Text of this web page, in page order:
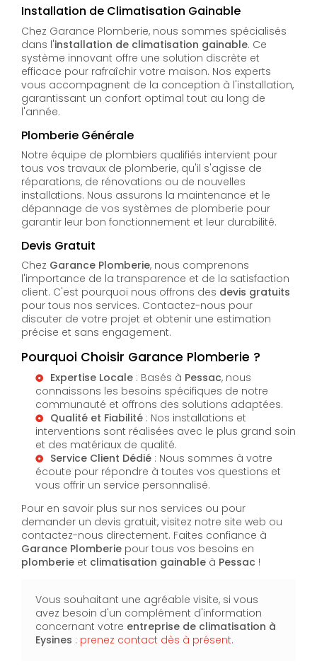
Installation de Climatisation Gainable
Chez Garance Plomberie, nous sommes spécialisés
dans l'installation de climatisation gainable. Ce
système innovant offre une solution discrète et
efficace pour rafraîchir votre maison. Nos experts
vous accompagnent de la conception à l'installation,
garantissant un confort optimal tout au long de
l'année.
Plomberie Générale
Notre équipe de plombiers qualifiés intervient pour
tous vos travaux de plomberie, qu'il s'agisse de
réparations, de rénovations ou de nouvelles
installations. Nous assurons la maintenance et le
dépannage de vos systèmes de plomberie pour
garantir leur bon fonctionnement et leur durabilité.
Devis Gratuit
Chez Garance Plomberie, nous comprenons
l'importance de la transparence et de la satisfaction
client. C'est pourquoi nous offrons des devis gratuits
pour tous nos services. Contactez-nous pour
discuter de votre projet et obtenir une estimation
précise et sans engagement.
Pourquoi Choisir Garance Plomberie ?
Expertise Locale : Basés à Pessac, nous
connaissons les besoins spécifiques de notre
communauté et offrons des solutions adaptées.
Qualité et Fiabilité : Nos installations et
interventions sont réalisées avec le plus grand soin
et des matériaux de qualité.
Service Client Dédié : Nous sommes à votre
écoute pour répondre à toutes vos questions et
vous offrir un service personnalisé.
Pour en savoir plus sur nos services ou pour
demander un devis gratuit, visitez notre site web ou
contactez-nous directement. Faites confiance à
Garance Plomberie pour tous vos besoins en
plomberie et climatisation gainable à Pessac !
Vous souhaitant une agréable visite, si vous
avez besoin d'un complément d'information
concernant votre entreprise de climatisation à
Eysines : prenez contact dès à présent.